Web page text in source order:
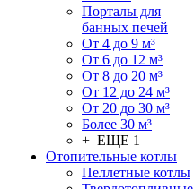
Порталы для
банных печей
От 4 до 9 м³
От 6 до 12 м³
От 8 до 20 м³
От 12 до 24 м³
От 20 до 30 м³
Более 30 м³
+ ЕЩЕ 1
Отопительные котлы
Пеллетные котлы